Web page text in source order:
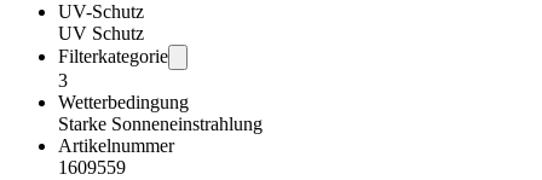
UV-Schutz
UV Schutz
Filterkategorie
3
Wetterbedingung
Starke Sonneneinstrahlung
Artikelnummer
1609559